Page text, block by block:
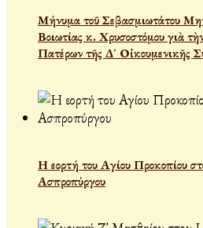
Μήνυμα τοῦ Σεβασμιωτάτου
Βοιωτίας κ. Χρυσοστόμου γιὰ
Πατέρων τῆς Δ´ Οἰκουμενικῆς
Η εορτή του Αγίου Προκοπίου
Ασπροπύργου